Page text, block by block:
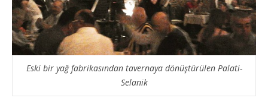
Eski bir yağ fabrikasından tavernaya dönüştürülen Palati-
Selanik